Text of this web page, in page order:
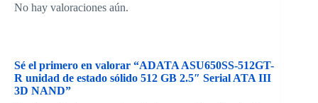
No hay valoraciones aún.
Sé el primero en valorar “ADATA ASU650SS-512GT-
R unidad de estado sólido 512 GB 2.5″ Serial ATA III
3D NAND”